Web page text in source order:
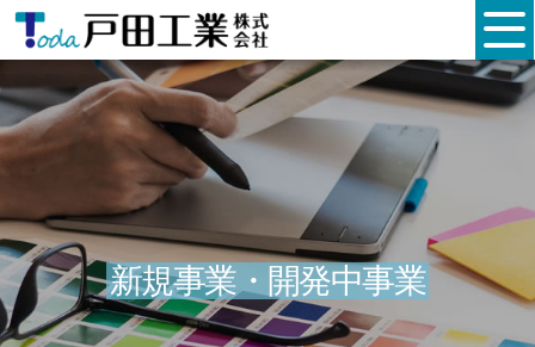
新規事業・開発中事業